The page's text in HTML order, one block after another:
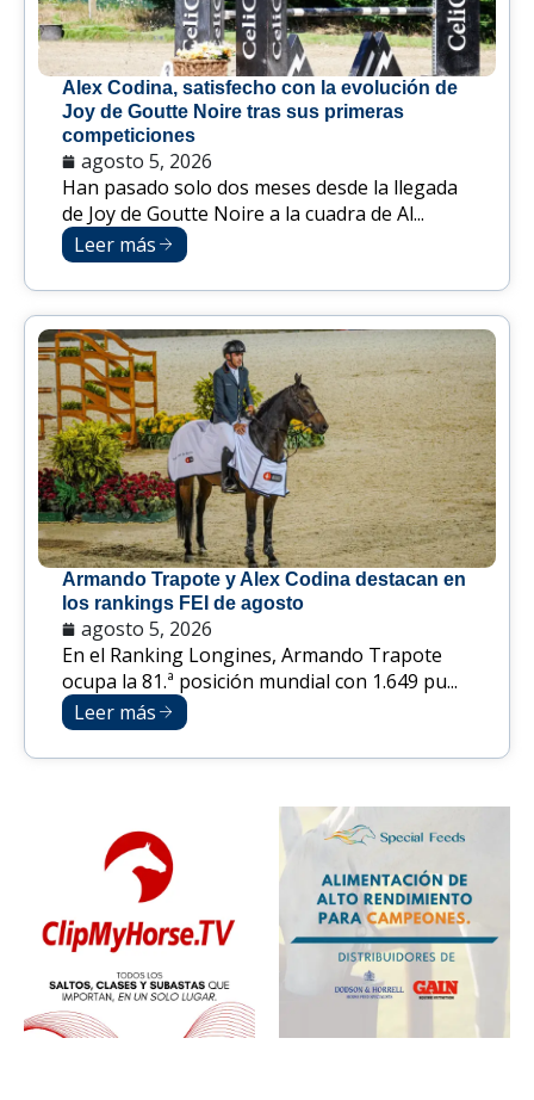
Alex Codina, satisfecho con la evolución de
Joy de Goutte Noire tras sus primeras
competiciones
agosto 5, 2026
Han pasado solo dos meses desde la llegada
de Joy de Goutte Noire a la cuadra de Al...
Leer más
Armando Trapote y Alex Codina destacan en
los rankings FEI de agosto
agosto 5, 2026
En el Ranking Longines, Armando Trapote
ocupa la 81.ª posición mundial con 1.649 pu...
Leer más